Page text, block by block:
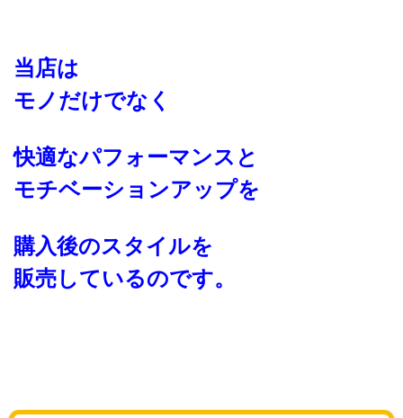
当店は
モノだけでなく
快適なパフォーマンスと
モチベーションアップを
購入後のスタイルを
販売しているのです。